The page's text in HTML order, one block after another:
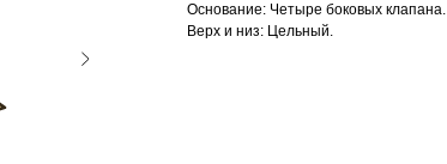
Основание: Четыре боковых клапана.
Верх и низ: Цельный.